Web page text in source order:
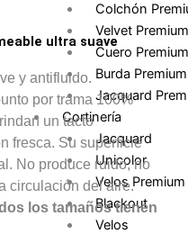
Colchón
Velvet Premium
Cuero Premium
Burda Premium
Jacquard
Cortinería
Jacquard
Unicolor
Velos Premium
Blackout
Velos
ultra suave
y antifluido.
por trama 100%
un tacto
fresca. Su superficie
No produce ruido, no
circulación del aire.
los tamaños tienen